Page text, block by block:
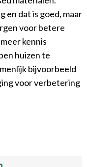
en dat is goed, maar
voor betere
kennis
huizen te
bijvoorbeeld
voor verbetering